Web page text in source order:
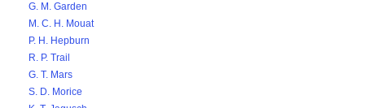
G. M. Garden
M. C. H. Mouat
P. H. Hepburn
R. P. Trail
G. T. Mars
S. D. Morice